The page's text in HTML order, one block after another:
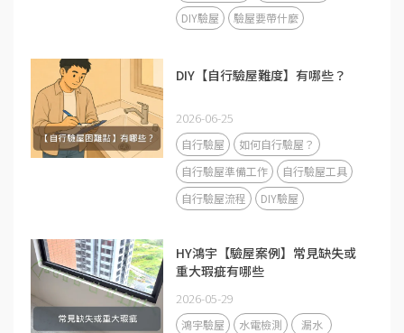
DIY驗屋
驗屋要帶什麼
DIY【自行驗屋難度】有哪些？
2026-06-25
自行驗屋
如何自行驗屋？
自行驗屋準備工作
自行驗屋工具
自行驗屋流程
DIY驗屋
HY鴻宇【驗屋案例】常見缺失或
重大瑕疵有哪些
2026-05-29
鴻宇驗屋 水電檢測
漏水